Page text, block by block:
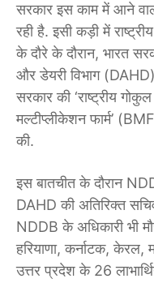
सरकार इस काम में आने
रही है. इसी कड़ी में
के दौरे के दौरान, भारत
और डेयरी विभाग
सरकार की ‘राष्ट्रीय
मल्टीप्लीकेशन फार्म’
की.
इस बातचीत के दौरान
DAHD की अतिरिक्त
NDDB के अधिकारी भी
हरियाणा, कर्नाटक, केरल,
उत्तर प्रदेश के 26